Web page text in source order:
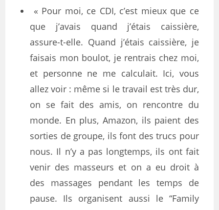
« Pour moi, ce CDI, c’est mieux que ce
que j’avais quand j’étais caissière,
assure-t-elle. Quand j’étais caissière, je
faisais mon boulot, je rentrais chez moi,
et personne ne me calculait. Ici, vous
allez voir : même si le travail est très dur,
on se fait des amis, on rencontre du
monde. En plus, Amazon, ils paient des
sorties de groupe, ils font des trucs pour
nous. Il n’y a pas longtemps, ils ont fait
venir des masseurs et on a eu droit à
des massages pendant les temps de
pause. Ils organisent aussi le “Family